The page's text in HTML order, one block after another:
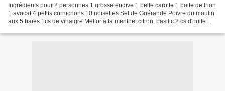
Ingrédients pour 2 personnes 1 grosse endive 1 belle carotte 1 boite de thon
1 avocat 4 petits cornichons 10 noisettes Sel de Guérande Poivre du moulin
aux 5 baies 1cs de vinaigre Melfor à la menthe, citron, basilic 2 cs d'huile